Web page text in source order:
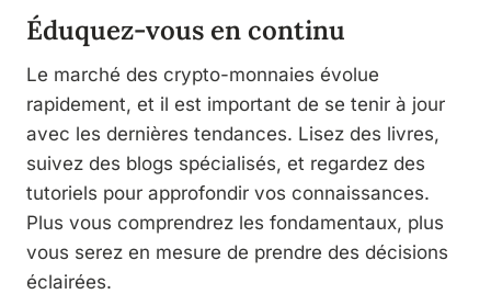
Éduquez-vous en continu
Le marché des crypto-monnaies évolue
rapidement, et il est important de se tenir à jour
avec les dernières tendances. Lisez des livres,
suivez des blogs spécialisés, et regardez des
tutoriels pour approfondir vos connaissances.
Plus vous comprendrez les fondamentaux, plus
vous serez en mesure de prendre des décisions
éclairées.